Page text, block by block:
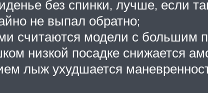
без спинки, лучше, если
не выпал обратно;
считаются модели с
низкой посадке снижается
лыж ухудшается